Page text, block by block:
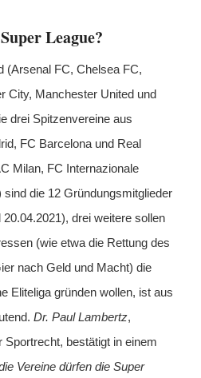
League?
(Arsenal FC, Chelsea FC,
City, Manchester United und
drei Spitzenvereine aus
FC Barcelona und Real
Milan, FC Internazionale
die 12 Gründungsmitglieder
drei weitere sollen
(wie etwa die Rettung des
nach Geld und Macht) die
Eliteliga gründen wollen, ist aus
Dr. Paul Lambertz,
bestätigt in einem
Vereine dürfen die Super